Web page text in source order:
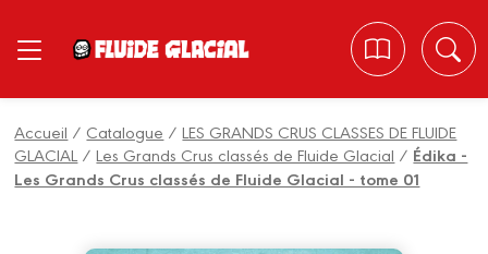
Accueil / Catalogue /LES GRANDS CRUS CLASSES DE FLUIDE
GLACIAL /Les Grands Crus classés de Fluide Glacial / Édika -
Les Grands Crus classés de Fluide Glacial - tome 01